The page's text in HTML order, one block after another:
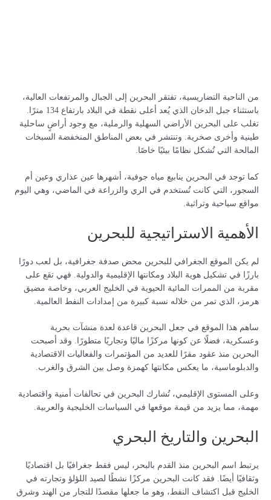
من الناحية التضاريسية، تفتقر البحرين إلى الجبال والمرتفعات العالية،
باستثناء جبل الدخان الذي يُعد أعلى نقطة في البلاد بارتفاع 134 مترًا.
تغلب على البحرين الأراضي السهلية والرملية، مع وجود أراضٍ ساحلية
طينية وأخرى صخرية. وتنتشر في بعض المناطق المنخفضة السبخات
المالحة التي تُشكل نظامًا بيئيًا خاصًا.
كما توجد في البحرين ينابيع مياه جوفية، أشهرها عين عذاري وعين أم
السجور، التي كانت تُستخدم في الري والزراعة في الماضي، وهي اليوم
مواقع سياحية وتراثية.
الأهمية الاستراتيجية للبحرين
لم يكن الموقع الجغرافي للبحرين محض صدفة جغرافية، بل لعب دورًا
بارزًا في تشكيل هوية البلاد ومكانتها الإقليمية والدولية. فهي تقع على
مقربة من الممرات المائية الحيوية في الخليج العربي، وخاصة مضيق
هرمز، الذي تمر من خلاله نسبة كبيرة من إمدادات النفط العالمية.
ساهم هذا الموقع في جعل البحرين قاعدة لعدة منشآت بحرية
وعسكرية، فضلًا عن كونها مركزًا ماليًا وتجاريًا متطورًا. وقد أصبحت
البحرين منذ عقود مقرًا للعديد من المؤتمرات والفعاليات الاقتصادية
والدبلوماسية، ما يعكس مكانتها كهمزة وصل بين الشرق والغرب.
وعلى المستوى الإقليمي، تُشارك البحرين في تحالفات أمنية واقتصادية
مهمة، مما يزيد من قيمة موقعها في السياسات الخليجية والعربية.
البحرين والتاريخ البحري
يرتبط اسم البحرين منذ القدم بالبحر، ليس فقط جغرافيًا بل اقتصاديًا
وثقافيًا أيضًا. فقد كانت البحرين مركزًا نشطًا لصيد اللؤلؤ وتجارته في
الخليج قبل اكتشاف النفط، وهو ما جعلها مقصدًا للتجار من الهند وشرق